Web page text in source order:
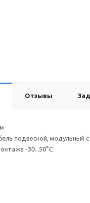
Отзывы
подвесной, модульный
-30...50°C